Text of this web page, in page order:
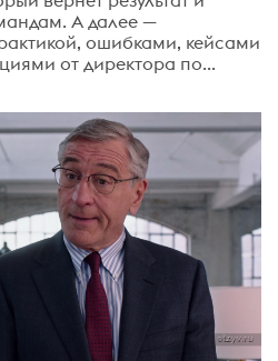
А далее —
ошибками, кейсами
от директора по...